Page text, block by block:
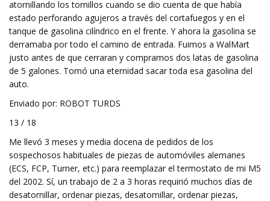
atornillando los tornillos cuando se dio cuenta de que había
estado perforando agujeros a través del cortafuegos y en el
tanque de gasolina cilíndrico en el frente. Y ahora la gasolina se
derramaba por todo el camino de entrada. Fuimos a WalMart
justo antes de que cerraran y compramos dos latas de gasolina
de 5 galones. Tomó una eternidad sacar toda esa gasolina del
auto.
Enviado por: ROBOT TURDS
13 / 18
Me llevó 3 meses y media docena de pedidos de los
sospechosos habituales de piezas de automóviles alemanes
(ECS, FCP, Turner, etc.) para reemplazar el termostato de mi M5
del 2002. Sí, un trabajo de 2 a 3 horas requirió muchos días de
desatornillar, ordenar piezas, desatornillar, ordenar piezas,